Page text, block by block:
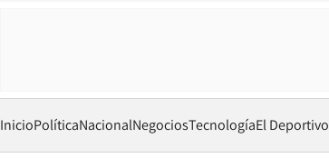
InicioPolíticaNacionalNegociosTecnologíaEl Deportivo